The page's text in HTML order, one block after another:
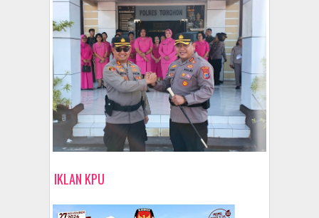
IKLAN KPU